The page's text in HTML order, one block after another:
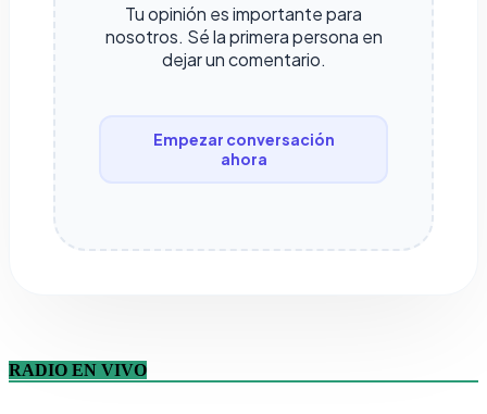
Tu opinión es importante para
nosotros. Sé la primera persona en
dejar un comentario.
Empezar conversación
ahora
RADIO EN VIVO